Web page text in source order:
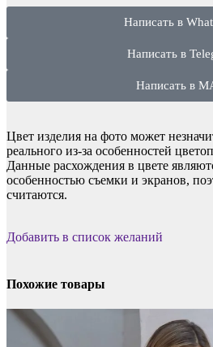
Написать в
Написать в
Написать в
Цвет изделия на фото может
реального из-за особенностей
Данные расхождения в цвете
особенностью съемки и экранов,
считаются.
Добавить в список желаний
Похожие товары